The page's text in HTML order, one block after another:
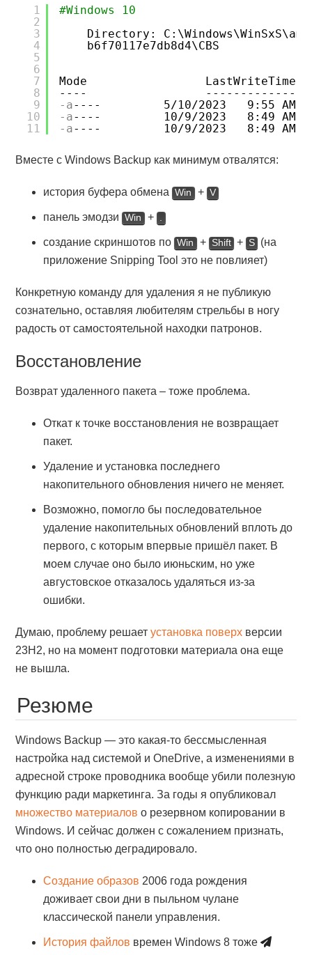
1
2
3
4
5
6
7
8
9
10
11
#Windows 10
Directory:
b6f70117e7db8d4\CBS
Mode                 LastWriteTime
----                 -------------
-a----         5/10/2023   9:55 AM
-a----         10/9/2023   8:49 AM
-a----         10/9/2023   8:49 AM
Вместе с Windows Backup как минимум отвалятся:
история буфера обмена Win + V
панель эмодзи Win + .
создание скриншотов по Win + Shift + S (на
приложение Snipping Tool это не повлияет)
Конкретную команду для удаления я не публикую
сознательно, оставляя любителям стрельбы в ногу
радость от самостоятельной находки патронов.
Восстановление
Возврат удаленного пакета – тоже проблема.
Откат к точке восстановления не возвращает
пакет.
Удаление и установка последнего
накопительного обновления ничего не меняет.
Возможно, помогло бы последовательное
удаление накопительных обновлений вплоть до
первого, с которым впервые пришёл пакет. В
моем случае оно было июньским, но уже
августовское отказалось удаляться из-за
ошибки.
Думаю, проблему решаетустановка поверх версии
23H2, но на момент подготовки материала она еще
не вышла.
Резюме
Windows Backup — это какая-то бессмысленная
настройка над системой и OneDrive, а изменениями в
адресной строке проводника вообще убили полезную
функцию ради маркетинга. За годы я опубликовал
множество материалов о резервном копировании в
Windows. И сейчас должен с сожалением признать,
что оно полностью деградировало.
Создание образов 2006 года рождения
доживает свои дни в пыльном чулане
классической панели управления.
История файлов времен Windows 8 тоже